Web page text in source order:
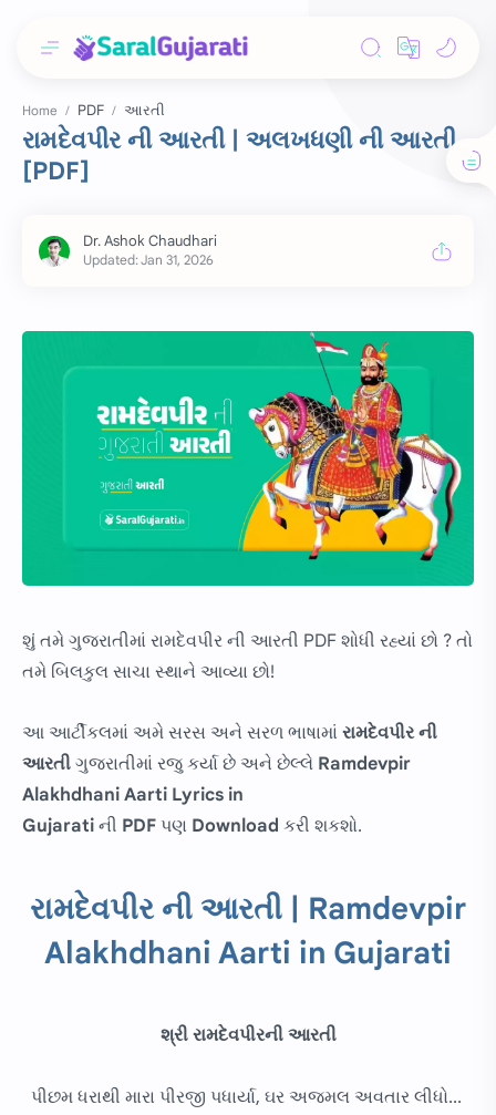
Home PDF આરતી
રામદેવપીર ની આરતી | અલખધણી ની આરતી
[PDF]
શું તમે ગુજરાતીમાં રામદેવપીર ની આરતી PDF શોધી રહ્યાં છો ? તો
તમે બિલકુલ સાચા સ્થાને આવ્યા છો!
આ આર્ટીકલમાં અમે સરસ અને સરળ ભાષામાં રામદેવપીર ની
આરતી ગુજરાતીમાં રજુ કર્યા છે અને છેલ્લે Ramdevpir
Alakhdhani Aarti Lyrics in
Gujarati ની PDF પણ Download કરી શકશો.
રામદેવપીર ની આરતી | Ramdevpir
Alakhdhani Aarti in Gujarati
શ્રી રામદેવપીરની આરતી
પીછમ ધરાથી મારા પીરજી પધાર્યા, ઘર અજમલ અવતાર લીધો...